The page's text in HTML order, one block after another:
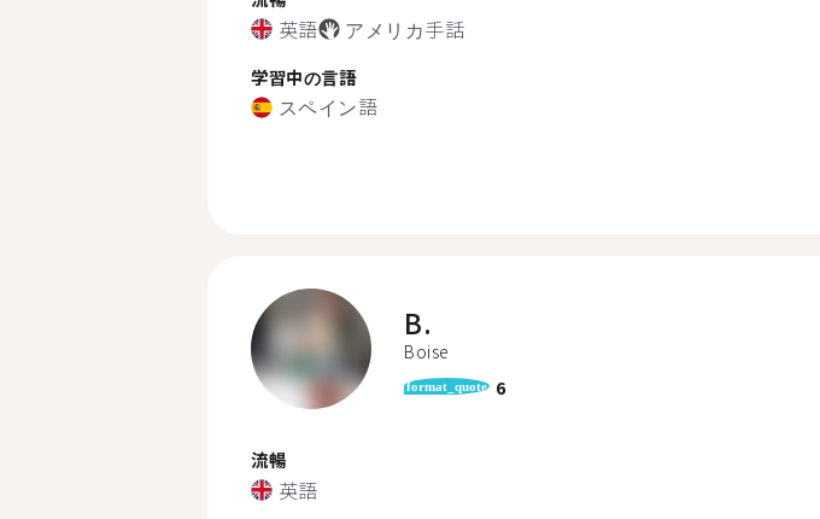
英語 アメリカ手話
学習中の言語
スペイン語
B.
Boise
format_quote 6
流暢
英語